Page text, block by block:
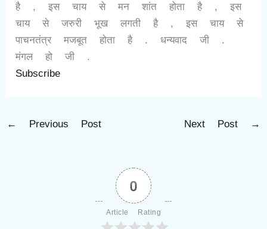
है , इस चाय से मन शांत होता है , इस
चाय से जरुरी भूख लगती है , इस चाय से
पाचनतंत्र मजबूत होता है . धन्यवाद जी .
मंगल हो जी .
Subscribe
← Previous Post Next Post →
0
Article Rating